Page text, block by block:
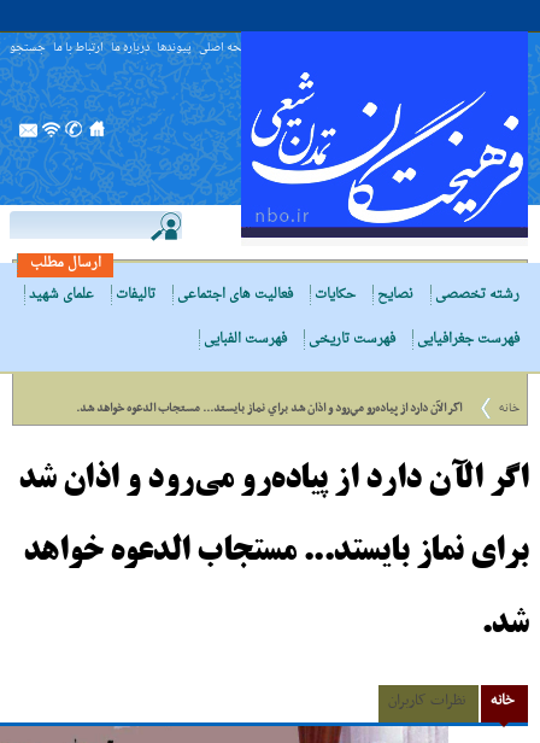
صفحه اصلی پیوندها درباره ما ارتباط با ما جستجو
ارسال مطلب
رشته تخصصی
نصایح حکایات فعالیت های اجتماعی تالیفات
علمای شهید
فهرست جغرافیایی
فهرست تاریخی فهرست الفبایی
خانه اگر الآن دارد از پياده‌رو مي‌رود و اذان شد براي نماز بايستد... مستجاب الدعوه خواهد شد.
اگر الآن دارد از پياده‌رو مي‌رود و اذان شد
براي نماز بايستد... مستجاب الدعوه خواهد
شد.
خانه نظرات کاربران